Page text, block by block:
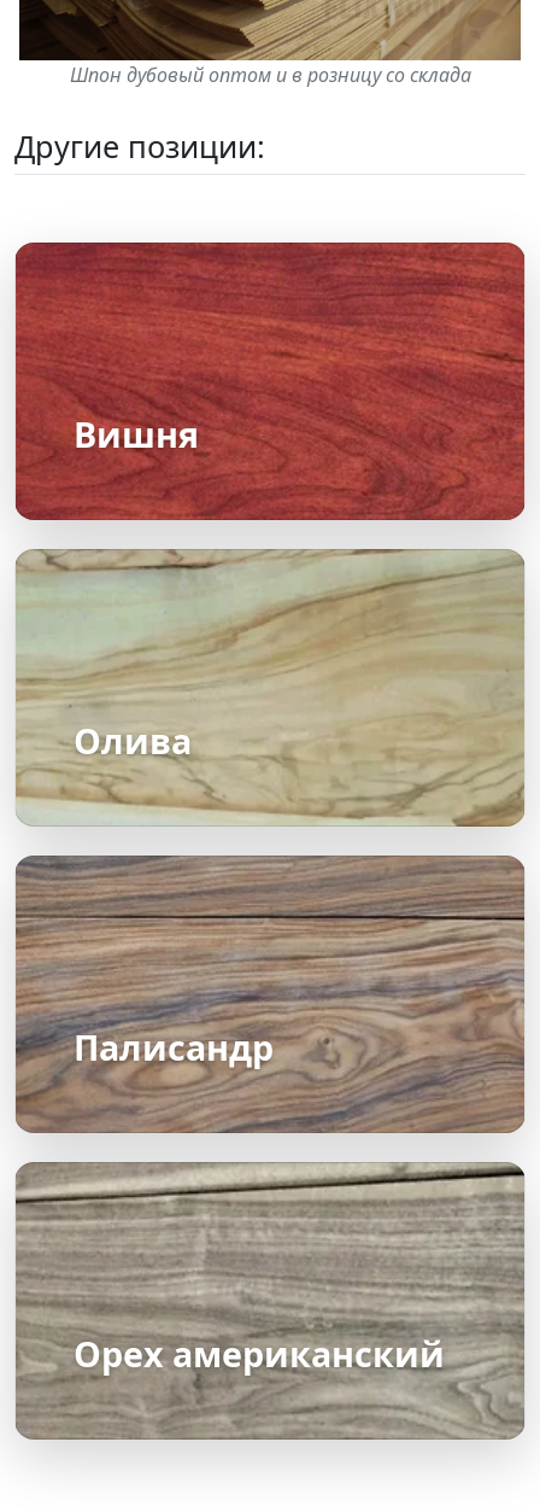
Шпон дубовый оптом и в розницу со склада
Другие позиции:
Вишня
Олива
Палисандр
Орех американский